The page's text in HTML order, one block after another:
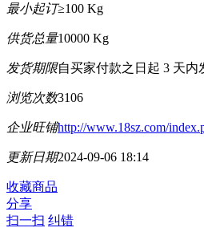
最小起订≥100 Kg
供货总量10000 Kg
发货期限自买家付款之日起 3 天内
浏览次数3106
企业旺铺http://www.18sz.com/
更新日期2024-09-06 18:14
收藏商品
分享
扫一扫 纠错